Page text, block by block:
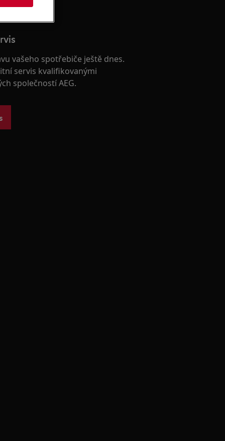
vašeho spotřebiče ještě dnes.
servis kvalifikovanými
společností AEG.